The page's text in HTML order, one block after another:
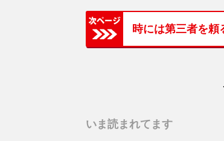
時には第三者を頼
いま読まれてます